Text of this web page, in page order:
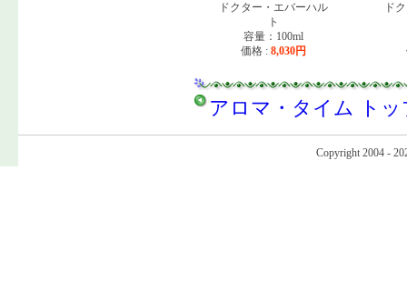
ドクター・エバーハル
ト
容量：100ml
価格 : 8,030円
ド
アロマ・タイム トッ
Copyright 2004 -